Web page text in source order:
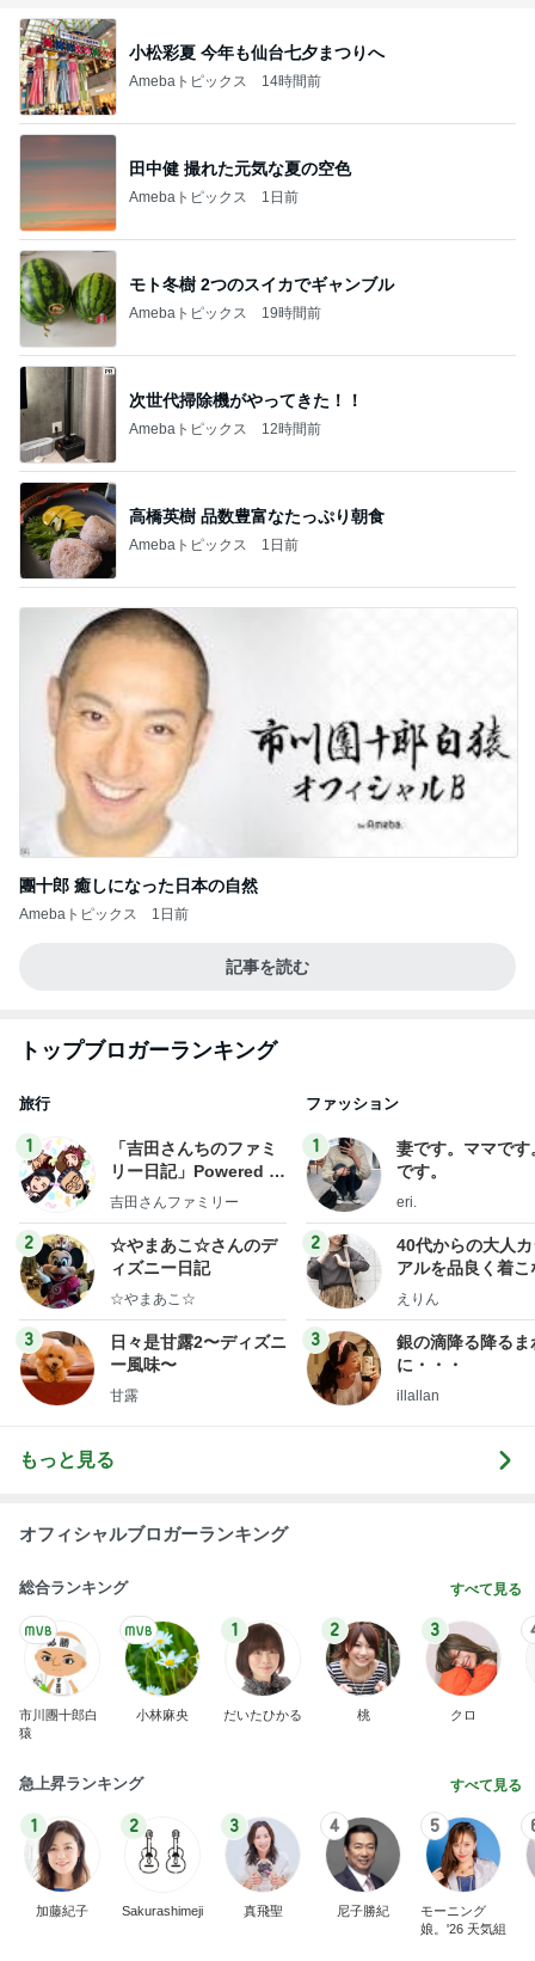
小松彩夏 今年も仙台七夕まつりへ
Amebaトピックス 14時間前
田中健 撮れた元気な夏の空色
Amebaトピックス 1日前
モト冬樹 2つのスイカでギャンブル
Amebaトピックス 19時間前
次世代掃除機がやってきた！！
Amebaトピックス 12時間前
高橋英樹 品数豊富なたっぷり朝食
Amebaトピックス 1日前
團十郎 癒しになった日本の自然
Amebaトピックス 1日前
記事を読む
トップブロガーランキング
旅行
1
「吉田さんちのファミ
リー日記」Powered b
y Ameba 吉田さんファ
ログ
吉田さんファミリー
2
☆やまあこ☆さんのデ
ィズニー日記
☆やまあこ☆
3
日々是甘露2〜ディズニ
ー風味〜
甘露
ファッション
1
妻です。ママです
です。
eri.
2
40代からの大人
アルを品良く着こ
ファッションブロ
えりん
3
銀の滴降る降るま
に・・・
illallan
もっと見る
オフィシャルブロガーランキング
総合ランキング すべて見る
市川團十郎白
猿
小林麻央
1
だいたひかる
2
桃
3
クロ
急上昇ランキング すべて見る
1
加藤紀子
2
Sakurashimeji
3
真飛聖
4
尼子勝紀
5
モーニング
娘。'26 天気組